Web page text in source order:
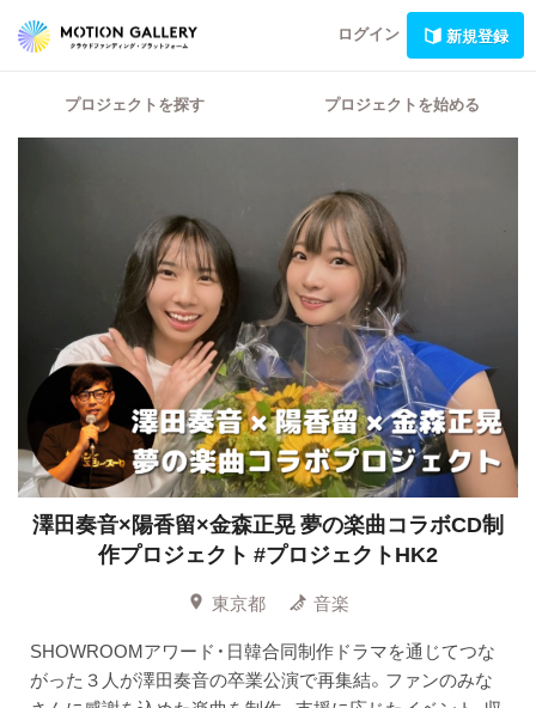
ログイン 新規登録
プロジェクトを探す プロジェクトを始める
澤田奏音×陽香留×金森正晃 夢の楽曲コラボCD制
作プロジェクト #プロジェクトHK2
東京都
音楽
SHOWROOMアワード・日韓合同制作ドラマを通じてつな
がった３人が澤田奏音の卒業公演で再集結。ファンのみな